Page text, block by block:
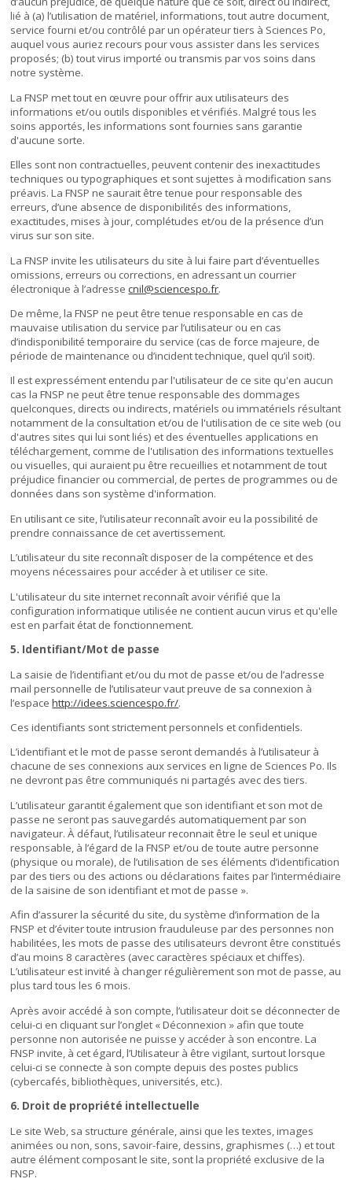
lié à (a) l’utilisation de matériel, informations, tout autre document,
service fourni et/ou contrôlé par un opérateur tiers à Sciences Po,
auquel vous auriez recours pour vous assister dans les services
proposés; (b) tout virus importé ou transmis par vos soins dans
notre système.
La FNSP met tout en œuvre pour offrir aux utilisateurs des
informations et/ou outils disponibles et vérifiés. Malgré tous les
soins apportés, les informations sont fournies sans garantie
d'aucune sorte.
Elles sont non contractuelles, peuvent contenir des inexactitudes
techniques ou typographiques et sont sujettes à modification sans
préavis. La FNSP ne saurait être tenue pour responsable des
erreurs, d’une absence de disponibilités des informations,
exactitudes, mises à jour, complétudes et/ou de la présence d’un
virus sur son site.
La FNSP invite les utilisateurs du site à lui faire part d’éventuelles
omissions, erreurs ou corrections, en adressant un courrier
électronique à l’adressecnil@sciencespo.fr.
De même, la FNSP ne peut être tenue responsable en cas de
mauvaise utilisation du service par l’utilisateur ou en cas
d’indisponibilité temporaire du service (cas de force majeure, de
période de maintenance ou d’incident technique, quel qu’il soit).
Il est expressément entendu par l'utilisateur de ce site qu'en aucun
cas la FNSP ne peut être tenue responsable des dommages
quelconques, directs ou indirects, matériels ou immatériels résultant
notamment de la consultation et/ou de l'utilisation de ce site web (ou
d'autres sites qui lui sont liés) et des éventuelles applications en
téléchargement, comme de l'utilisation des informations textuelles
ou visuelles, qui auraient pu être recueillies et notamment de tout
préjudice financier ou commercial, de pertes de programmes ou de
données dans son système d'information.
En utilisant ce site, l’utilisateur reconnaît avoir eu la possibilité de
prendre connaissance de cet avertissement.
L’utilisateur du site reconnaît disposer de la compétence et des
moyens nécessaires pour accéder à et utiliser ce site.
L'utilisateur du site internet reconnaît avoir vérifié que la
configuration informatique utilisée ne contient aucun virus et qu'elle
est en parfait état de fonctionnement.
5. Identifiant/Mot de passe
La saisie de l’identifiant et/ou du mot de passe et/ou de l’adresse
mail personnelle de l’utilisateur vaut preuve de sa connexion à
l’espacehttp://idees.sciencespo.fr/.
Ces identifiants sont strictement personnels et confidentiels.
L’identifiant et le mot de passe seront demandés à l’utilisateur à
chacune de ses connexions aux services en ligne de Sciences Po. Ils
ne devront pas être communiqués ni partagés avec des tiers.
L’utilisateur garantit également que son identifiant et son mot de
passe ne seront pas sauvegardés automatiquement par son
navigateur. À défaut, l’utilisateur reconnait être le seul et unique
responsable, à l’égard de la FNSP et/ou de toute autre personne
(physique ou morale), de l’utilisation de ses éléments d’identification
par des tiers ou des actions ou déclarations faites par l’intermédiaire
de la saisine de son identifiant et mot de passe ».
Afin d’assurer la sécurité du site, du système d’information de la
FNSP et d’éviter toute intrusion frauduleuse par des personnes non
habilitées, les mots de passe des utilisateurs devront être constitués
d’au moins 8 caractères (avec caractères spéciaux et chiffes).
L’utilisateur est invité à changer régulièrement son mot de passe, au
plus tard tous les 6 mois.
Après avoir accédé à son compte, l’utilisateur doit se déconnecter de
celui-ci en cliquant sur l’onglet « Déconnexion » afin que toute
personne non autorisée ne puisse y accéder à son encontre. La
FNSP invite, à cet égard, l’Utilisateur à être vigilant, surtout lorsque
celui-ci se connecte à son compte depuis des postes publics
(cybercafés, bibliothèques, universités, etc.).
6. Droit de propriété intellectuelle
Le site Web, sa structure générale, ainsi que les textes, images
animées ou non, sons, savoir-faire, dessins, graphismes (…) et tout
autre élément composant le site, sont la propriété exclusive de la
FNSP.